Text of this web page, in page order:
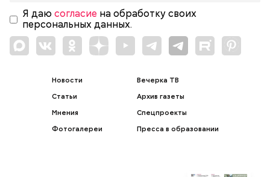
Я даю согласие на обработку своих
персональных данных.
Новости
Статьи
Мнения
Фотогалереи
Вечерка ТВ
Архив газеты
Спецпроекты
Пресса в образовании